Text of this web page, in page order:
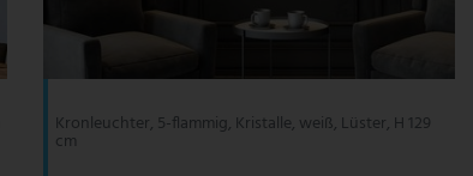
Kronleuchter, 5-flammig, Kristalle, weiß, Lüster, H 129
cm